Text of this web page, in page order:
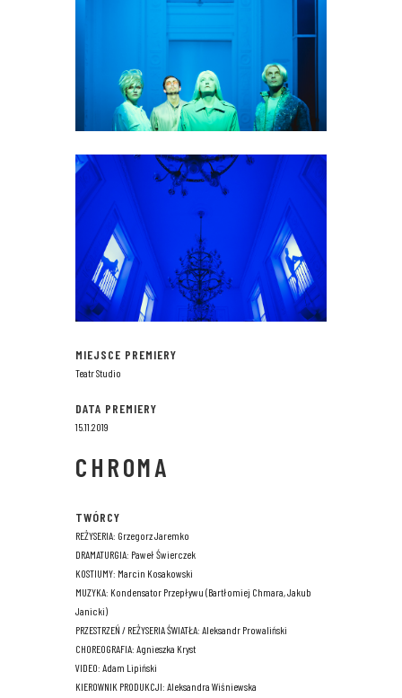
MIEJSCE PREMIERY
Teatr Studio
DATA PREMIERY
15.11.2019
CHROMA
TWÓRCY
REŻYSERIA: Grzegorz Jaremko
DRAMATURGIA: Paweł Świerczek
KOSTIUMY: Marcin Kosakowski
MUZYKA: Kondensator Przepływu (Bartłomiej Chmara, Jakub
Janicki)
PRZESTRZEŃ / REŻYSERIA ŚWIATŁA: Aleksandr Prowaliński
CHOREOGRAFIA: Agnieszka Kryst
VIDEO: Adam Lipiński
KIEROWNIK PRODUKCJI: Aleksandra Wiśniewska